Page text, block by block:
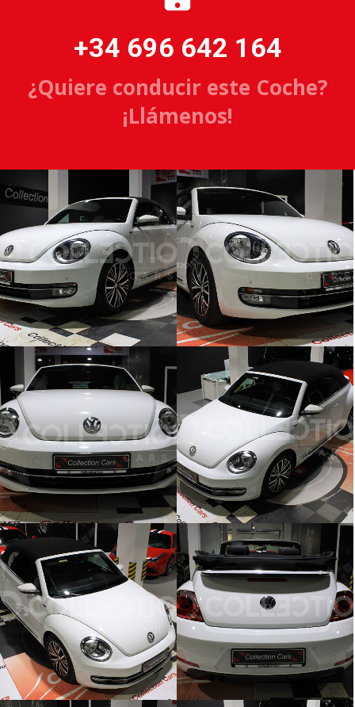
+34 696 642 164
¿Quiere conducir este Coche?
¡Llámenos!